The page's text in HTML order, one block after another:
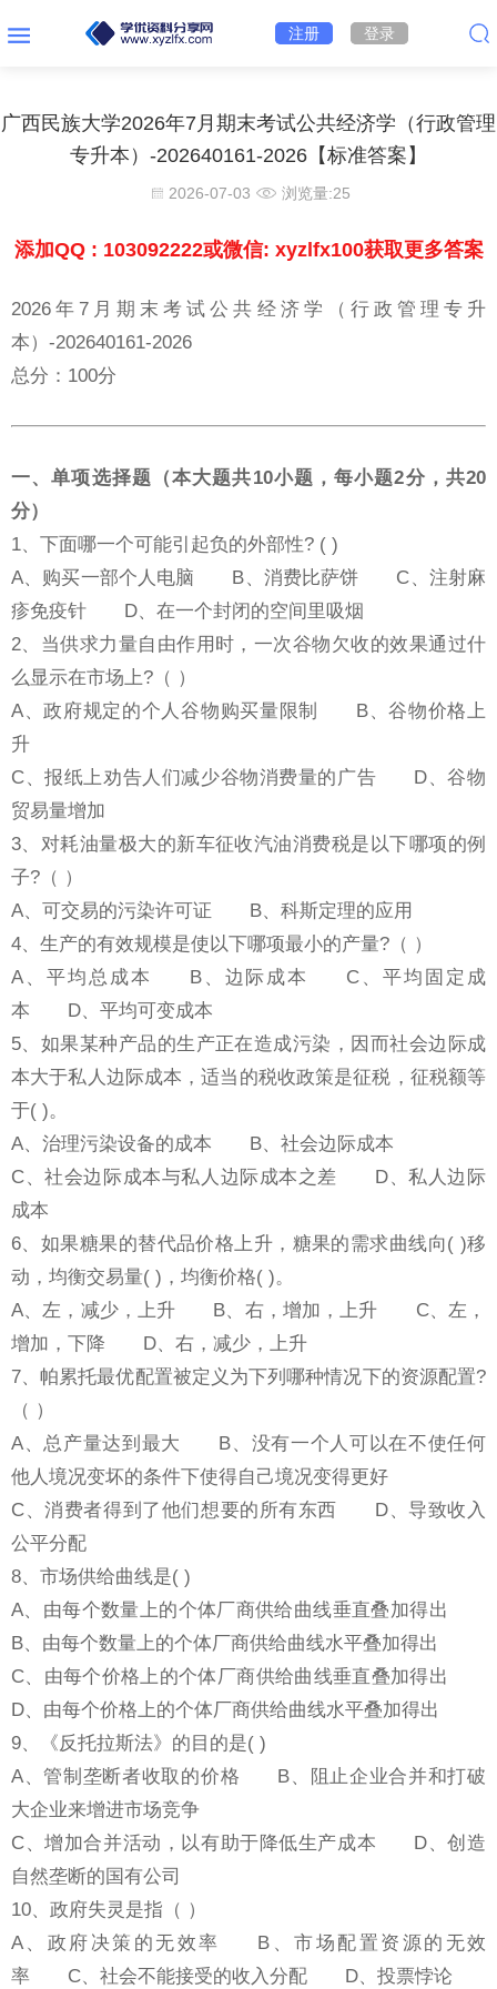
注册 登录
广西民族大学2026年7月期末考试公共经济学（行政管理
专升本）-202640161-2026【标准答案】
2026-07-03 浏览量:25
添加QQ : 103092222或微信: xyzlfx100获取更多答案
2026年7月期末考试公共经济学（行政管理专升
本）-202640161-2026
总分：100分
一、单项选择题（本大题共10小题，每小题2分，共20
分）
1、下面哪一个可能引起负的外部性? ( )
A、购买一部个人电脑 B、消费比萨饼 C、注射麻
疹免疫针 D、在一个封闭的空间里吸烟
2、当供求力量自由作用时，一次谷物欠收的效果通过什
么显示在市场上?（ ）
A、政府规定的个人谷物购买量限制 B、谷物价格上
升
C、报纸上劝告人们减少谷物消费量的广告 D、谷物
贸易量增加
3、对耗油量极大的新车征收汽油消费税是以下哪项的例
子?（ ）
A、可交易的污染许可证 B、科斯定理的应用
4、生产的有效规模是使以下哪项最小的产量?（ ）
A、平均总成本 B、边际成本 C、平均固定成
本 D、平均可变成本
5、如果某种产品的生产正在造成污染，因而社会边际成
本大于私人边际成本，适当的税收政策是征税，征税额等
于( )。
A、治理污染设备的成本 B、社会边际成本
C、社会边际成本与私人边际成本之差 D、私人边际
成本
6、如果糖果的替代品价格上升，糖果的需求曲线向( )移
动，均衡交易量( )，均衡价格( )。
A、左，减少，上升 B、右，增加，上升 C、左，
增加，下降 D、右，减少，上升
7、帕累托最优配置被定义为下列哪种情况下的资源配置?
（ ）
A、总产量达到最大 B、没有一个人可以在不使任何
他人境况变坏的条件下使得自己境况变得更好
C、消费者得到了他们想要的所有东西 D、导致收入
公平分配
8、市场供给曲线是( )
A、由每个数量上的个体厂商供给曲线垂直叠加得出
B、由每个数量上的个体厂商供给曲线水平叠加得出
C、由每个价格上的个体厂商供给曲线垂直叠加得出
D、由每个价格上的个体厂商供给曲线水平叠加得出
9、《反托拉斯法》的目的是( )
A、管制垄断者收取的价格 B、阻止企业合并和打破
大企业来增进市场竞争
C、增加合并活动，以有助于降低生产成本 D、创造
自然垄断的国有公司
10、政府失灵是指（ ）
A、政府决策的无效率 B、市场配置资源的无效
率 C、社会不能接受的收入分配 D、投票悖论